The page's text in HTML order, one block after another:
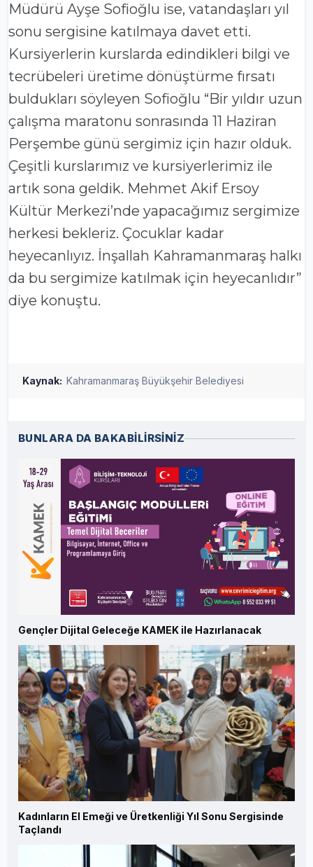
Müdürü Ayşe Sofioğlu ise, vatandaşları yıl
sonu sergisine katılmaya davet etti.
Kursiyerlerin kurslarda edindikleri bilgi ve
tecrübeleri üretime dönüştürme fırsatı
buldukları söyleyen Sofioğlu “Bir yıldır uzun
çalışma maratonu sonrasında 11 Haziran
Perşembe günü sergimiz için hazır olduk.
Çeşitli kurslarımız ve kursiyerlerimiz ile
artık sona geldik. Mehmet Akif Ersoy
Kültür Merkezi’nde yapacağımız sergimize
herkesi bekleriz. Çocuklar kadar
heyecanlıyız. İnşallah Kahramanmaraş halkı
da bu sergimize katılmak için heyecanlıdır”
diye konuştu.
Kaynak: Kahramanmaraş Büyükşehir Belediyesi
BUNLARA DA BAKABİLİRSİNİZ
Gençler Dijital Geleceğe KAMEK ile Hazırlanacak
Kadınların El Emeği ve Üretkenliği Yıl Sonu Sergisinde
Taçlandı